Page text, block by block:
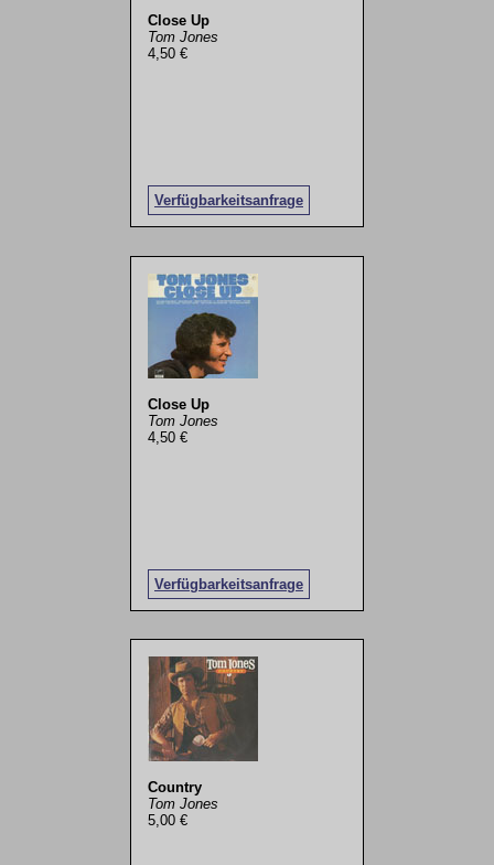
Close Up
Tom Jones
4,50 €
Verfügbarkeitsanfrage
Close Up
Tom Jones
4,50 €
Verfügbarkeitsanfrage
Country
Tom Jones
5,00 €